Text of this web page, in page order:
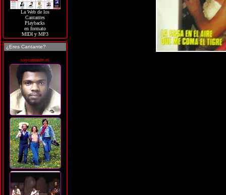
La Web de los
Cantantes
Playbacks
en formato
MIDI y MP3
¿Eres Cantante?
soycantante.es